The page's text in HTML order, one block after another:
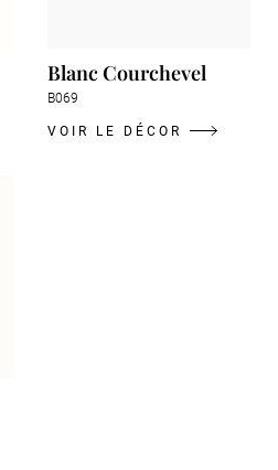
Blanc Courchevel
B069
VOIR LE DÉCOR